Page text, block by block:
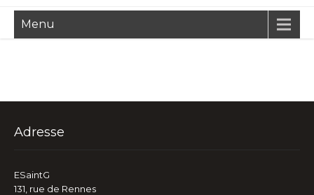
Menu
Adresse
ESaintG
131, rue de Rennes